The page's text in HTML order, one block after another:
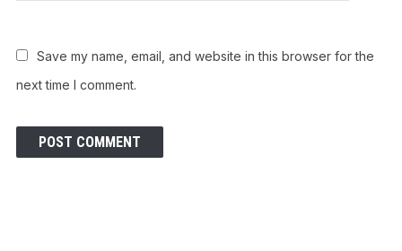
Save my name, email, and website in this browser for the
next time I comment.